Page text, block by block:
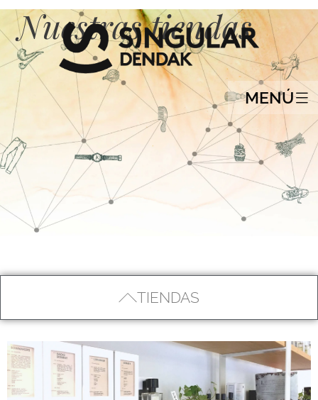
MENÚ
Nuestras tiendas
TIENDAS